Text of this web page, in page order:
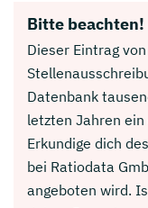
Bitte beachten!
Dieser Eintrag
Datenbank
letzten Jahren
Erkundige dich
bei Ratiodata
angeboten wird.